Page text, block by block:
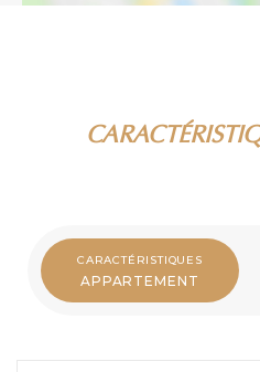
CARACTÉRISTIQUES
APPARTEMENT